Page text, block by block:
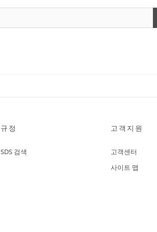
규정
SDS 검색
고객지원
고객센터
사이트 맵